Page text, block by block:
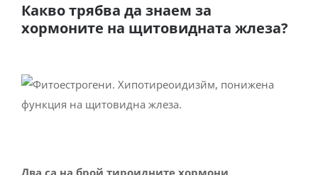
Какво трябва да знаем за
хормоните на щитовидната жлеза?